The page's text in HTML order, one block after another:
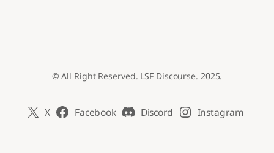
© All Right Reserved. LSF Discourse. 2025.
X Facebook Discord Instagram